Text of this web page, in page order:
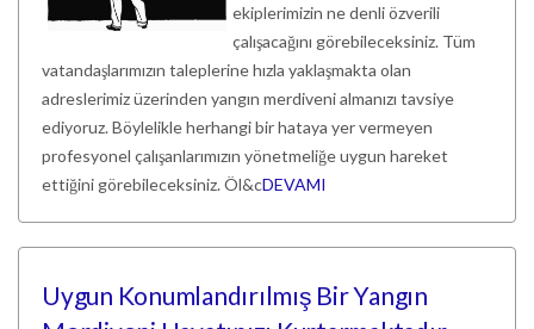
ekiplerimizin ne denli özverili
çalışacağını görebileceksiniz. Tüm
vatandaşlarımızın taleplerine hızla yaklaşmakta olan
adreslerimiz üzerinden yangın merdiveni almanızı tavsiye
ediyoruz. Böylelikle herhangi bir hataya yer vermeyen
profesyonel çalışanlarımızın yönetmeliğe uygun hareket
ettiğini görebileceksiniz. Öl&cDEVAMI
Uygun Konumlandırılmış Bir Yangın